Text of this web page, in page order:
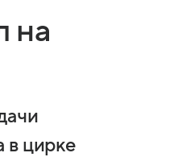
на
в цирке